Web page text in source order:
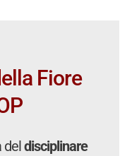
Fiore
deldisciplinare